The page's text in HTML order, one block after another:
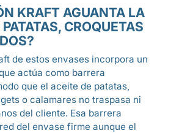
KRAFT AGUANTA LA
CROQUETAS
de estos envases incorpora un
actúa como barrera
que el aceite de patatas,
o calamares no traspasa ni
del cliente. Esa barrera
del envase firme aunque el